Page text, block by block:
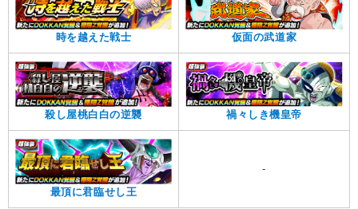
時を越えた戦士 仮面の武道家
殺し屋桃白白の逆襲 禍々しき機皇帝
最頂に君臨せし王
-